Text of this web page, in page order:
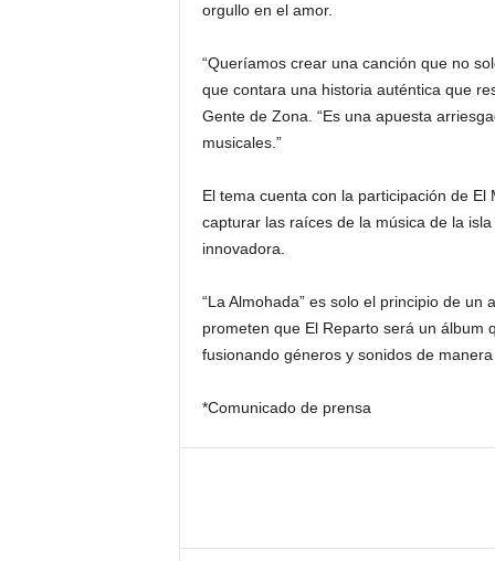
orgullo en el amor.
“Queríamos crear una canción que no
que contara una historia auténtica que
Gente de Zona. “Es una apuesta
musicales.”
El tema cuenta con la participación de
capturar las raíces de la música de la
innovadora.
“La Almohada” es solo el principio de
prometen que El Reparto será un álbum
fusionando géneros y sonidos de manera
*Comunicado de prensa